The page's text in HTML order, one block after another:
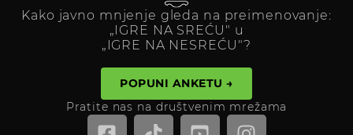
Kako javno mnjenje gleda na preimenovanje:
„IGRE NA SREĆU" u
„IGRE NA NESREĆU"?
POPUNI ANKETU →
Pratite nas na društvenim mrežama